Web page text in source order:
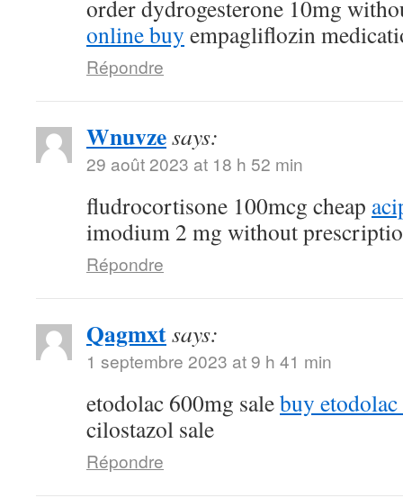
order dydrogesterone 10mg
online buy empagliflozin
Répondre
Wnuvzesays:
29 août 2023 at 18 h 52 min
fludrocortisone 100mcg cheap
imodium 2 mg without
Répondre
Qagmxtsays:
1 septembre 2023 at 9 h 41 min
etodolac 600mg salebuy
cilostazol sale
Répondre